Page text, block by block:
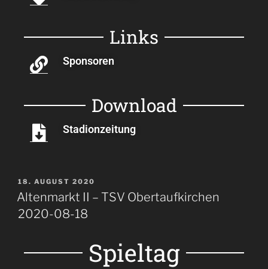
Links
Sponsoren
Download
Stadionzeitung
18. AUGUST 2020
Altenmarkt II – TSV Obertaufkirchen
2020-08-18
Spieltag